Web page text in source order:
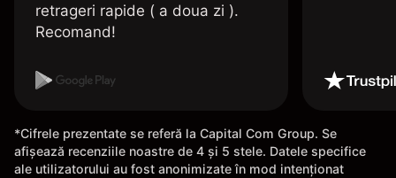
retrageri rapide ( a doua zi ).
Recomand!
*Cifrele prezentate se referă la Capital Com Group. Se
afișează recenziile noastre de 4 și 5 stele. Datele specifice
ale utilizatorului au fost anonimizate în mod intenționat